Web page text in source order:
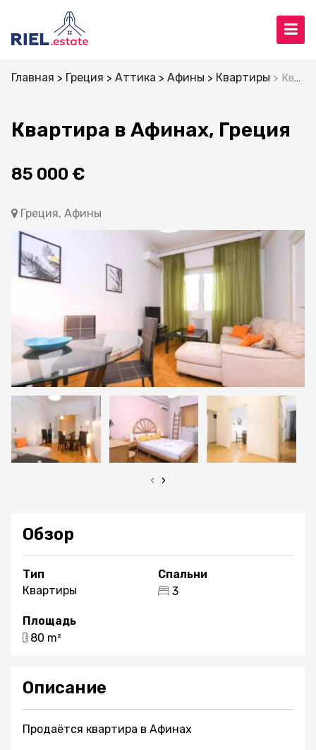
Главная Греция Аттика Афины Квартиры Квартира в Афинах, Греция
Квартира в Афинах, Греция
85 000 €
Греция, Афины
‹ ›
Обзор
Тип
Квартиры
Спальни
3
Площадь
80 m²
Описание
Продаётся квартира в Афинах